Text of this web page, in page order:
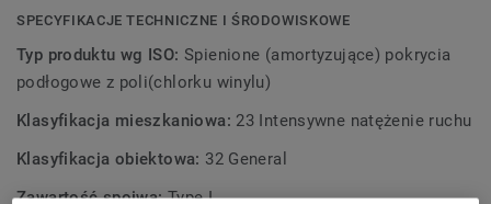
SPECYFIKACJE TECHNICZNE I ŚRODOWISKOWE
Typ produktu wg ISO: Spienione (amortyzujące) pokrycia
podłogowe z poli(chlorku winylu)
Klasyfikacja mieszkaniowa: 23 Intensywne natężenie ruchu
Klasyfikacja obiektowa: 32 General
Zawartość spoiwa:Type I